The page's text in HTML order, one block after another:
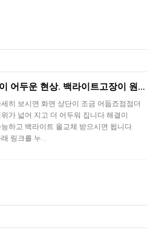
어두운 현상. 백라이트고장이 원…
세히 보시면 화면 상단이 조금 어둡죠점점더
위가 넓어 지고 더 어두워 집니다.해결이
능하고 백라이트 올교체 받으시면 됩니다.
래 링크를 누…